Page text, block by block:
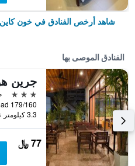
شاهد أرخص الفنادق في خون كاين
الفنادق الموصى بها
3 نجوم
3.3 كيلومتر عن وسط المدينة
77 ﷼